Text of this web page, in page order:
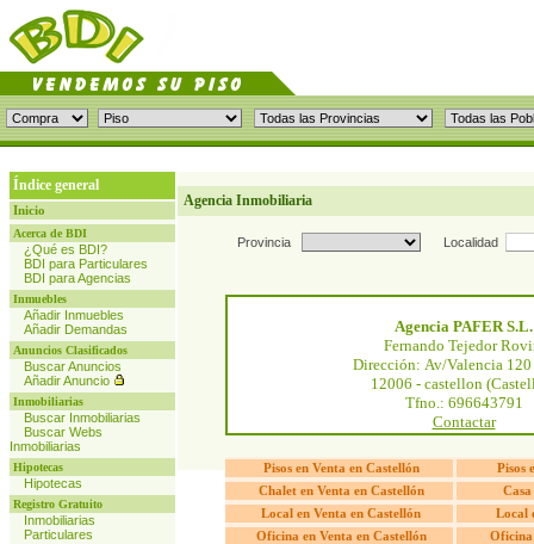
Índice general
Inicio
Acerca de BDI
¿Qué es BDI?
BDI para Particulares
BDI para Agencias
Inmuebles
Añadir Inmuebles
Añadir Demandas
Anuncios Clasificados
Buscar Anuncios
Añadir Anuncio
Inmobiliarias
Buscar Inmobiliarias
Buscar Webs
Inmobiliarias
Hipotecas
Hipotecas
Registro Gratuito
Inmobiliarias
Particulares
Agencia Inmobiliaria
Provincia Localidad
Agencia PAFER S.L.
Fernando Tejedor
Dirección: Av/Valencia 120
12006 - castellon
Tfno.: 696643791
Contactar
Pisos en Venta en Castellón
Pisos
Chalet en Venta en Castellón
Local en Venta en Castellón
Local
Oficina en Venta en Castellón
Oficina